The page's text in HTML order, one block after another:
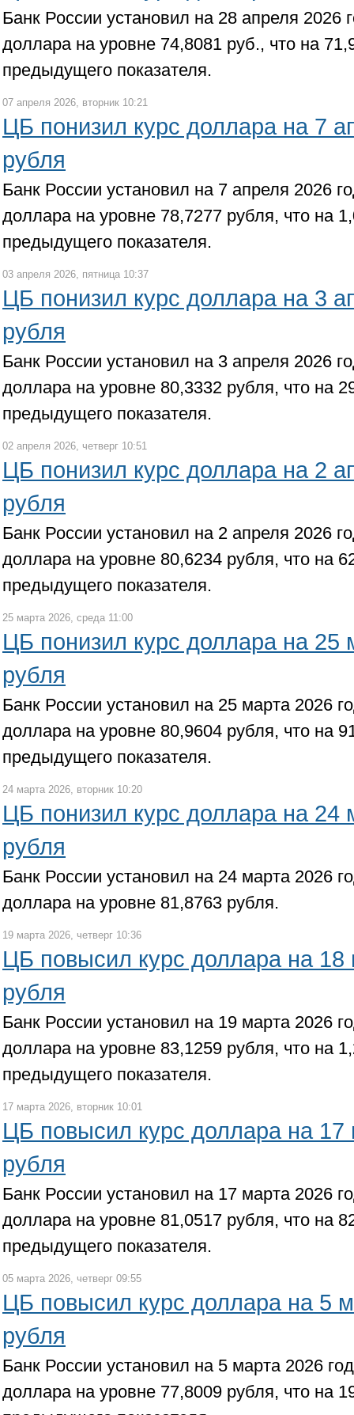
Банк России установил на 28 апреля 2026
доллара на уровне 74,8081 руб., что на
предыдущего показателя.
07 апреля 2026, вторник 10:21
ЦБ понизил курс доллара на 7
рубля
Банк России установил на 7 апреля 2026
доллара на уровне 78,7277 рубля, что на
предыдущего показателя.
03 апреля 2026, пятница 10:37
ЦБ понизил курс доллара на 3
рубля
Банк России установил на 3 апреля 2026
доллара на уровне 80,3332 рубля, что на
предыдущего показателя.
02 апреля 2026, четверг 10:51
ЦБ понизил курс доллара на 2
рубля
Банк России установил на 2 апреля 2026
доллара на уровне 80,6234 рубля, что на
предыдущего показателя.
25 марта 2026, среда 11:00
ЦБ понизил курс доллара на 25
рубля
Банк России установил на 25 марта 2026
доллара на уровне 80,9604 рубля, что на
предыдущего показателя.
24 марта 2026, вторник 10:20
ЦБ понизил курс доллара на 24
рубля
Банк России установил на 24 марта 2026
доллара на уровне 81,8763 рубля.
19 марта 2026, четверг 10:36
ЦБ повысил курс доллара на 18
рубля
Банк России установил на 19 марта 2026
доллара на уровне 83,1259 рубля, что на
предыдущего показателя.
17 марта 2026, вторник 10:01
ЦБ повысил курс доллара на 17
рубля
Банк России установил на 17 марта 2026
доллара на уровне 81,0517 рубля, что на
предыдущего показателя.
05 марта 2026, четверг 09:55
ЦБ повысил курс доллара на 5
рубля
Банк России установил на 5 марта 2026
доллара на уровне 77,8009 рубля, что на